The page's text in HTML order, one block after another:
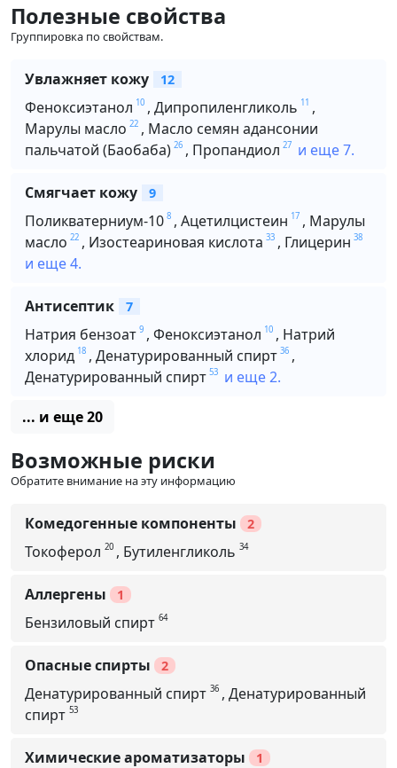
Полезные свойства
Группировка по свойствам.
Увлажняет кожу 12
Феноксиэтанол 10 , Дипропиленгликоль 11 ,
Марулы масло 22 , Масло семян адансонии
пальчатой (Баобаба) 26 , Пропандиол 27 и еще 7.
Смягчает кожу 9
Поликватерниум-10 8 , Ацетилцистеин 17 , Марулы
масло 22 , Изостеариновая кислота 33 , Глицерин 38
и еще 4.
Антисептик 7
Натрия бензоат 9 , Феноксиэтанол 10 , Натрий
хлорид 18 , Денатурированный спирт 36 ,
Денатурированный спирт 53 и еще 2.
... и еще 20
Возможные риски
Обратите внимание на эту информацию
Комедогенные компоненты 2
Токоферол 20 , Бутиленгликоль 34
Аллергены 1
Бензиловый спирт 64
Опасные спирты 2
Денатурированный спирт 36 , Денатурированный
спирт 53
Химические ароматизаторы 1